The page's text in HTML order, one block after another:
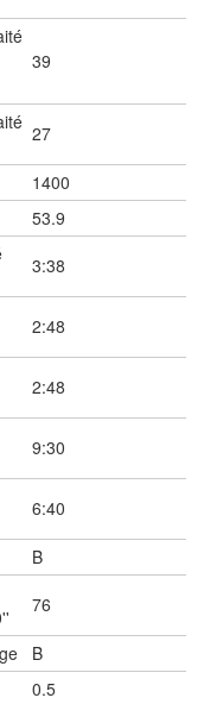
39
27
1400
53.9
3:38
2:48
2:48
9:30
6:40
B
76
B
0.5